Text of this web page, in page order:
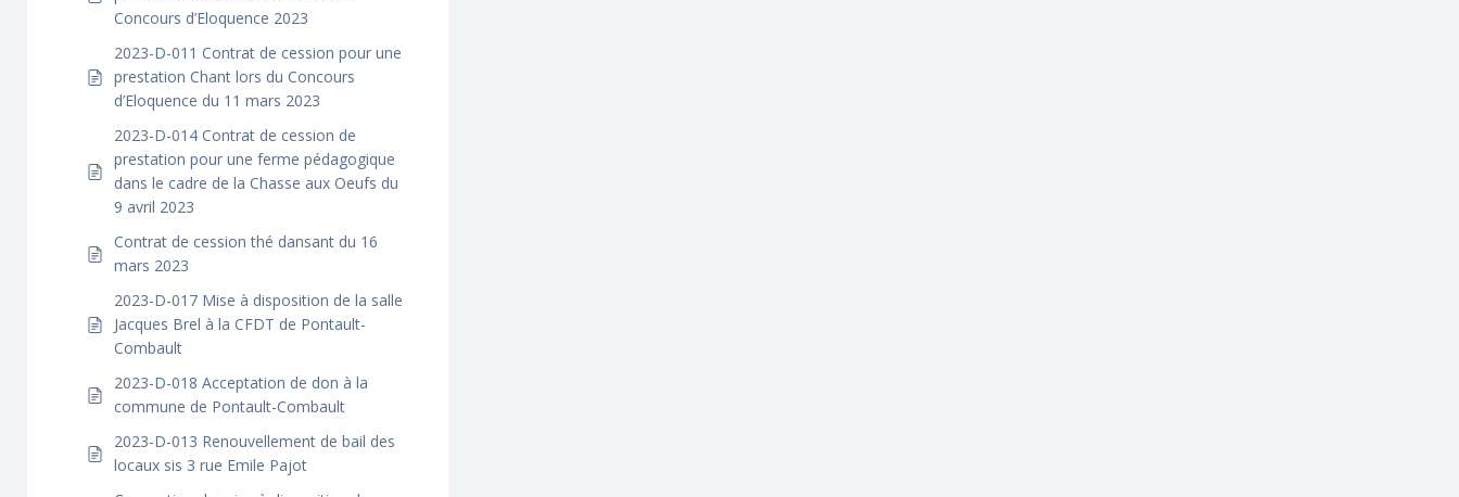
Concours d’Eloquence 2023
2023-D-011 Contrat de cession pour une
prestation Chant lors du Concours
d’Eloquence du 11 mars 2023
2023-D-014 Contrat de cession de
prestation pour une ferme pédagogique
dans le cadre de la Chasse aux Oeufs du
9 avril 2023
Contrat de cession thé dansant du 16
mars 2023
2023-D-017 Mise à disposition de la salle
Jacques Brel à la CFDT de Pontault-
Combault
2023-D-018 Acceptation de don à la
commune de Pontault-Combault
2023-D-013 Renouvellement de bail des
locaux sis 3 rue Emile Pajot